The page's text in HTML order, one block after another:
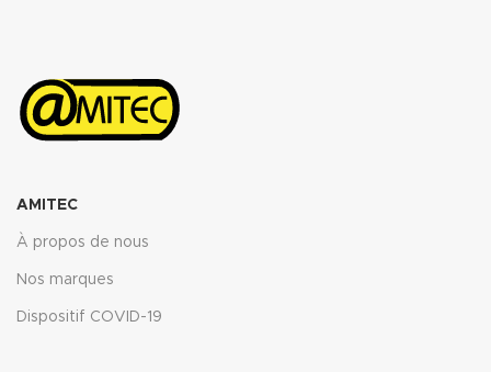
AMITEC
À propos de nous
Nos marques
Dispositif COVID-19